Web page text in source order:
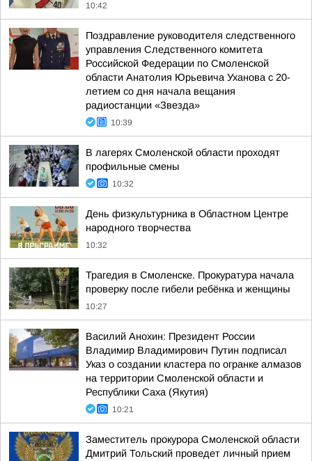
10:42
Поздравление руководителя следственного
управления Следственного комитета
Российской Федерации по Смоленской
области Анатолия Юрьевича Уханова с 20-
летием со дня начала вещания
радиостанции «Звезда»
10:39
В лагерях Смоленской области проходят
профильные смены
10:32
День физкультурника в Областном Центре
народного творчества
10:32
Трагедия в Смоленске. Прокуратура начала
проверку после гибели ребёнка и женщины
10:27
Василий Анохин: Президент России
Владимир Владимирович Путин подписал
Указ о создании кластера по огранке алмазов
на территории Смоленской области и
Республики Саха (Якутия)
10:21
Заместитель прокурора Смоленской области
Дмитрий Тольский проведет личный прием